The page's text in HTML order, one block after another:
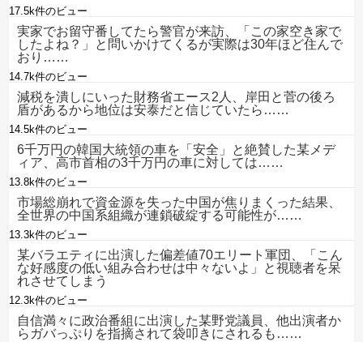
17.5k件のビュー
実家でお留守番してたら警官が来訪、「この家空き家で
したよね？」と問いかけてくるが実際は30年ほど住んで
おり……
14.7k件のビュー
減税を潰しにいった財務省エース2人、岸田と菅の後ろ
盾があるから地位は安泰だと信じていたら……
14.5k件のビュー
6千万円の韓国大統領の車を「安全」と絶賛した某メデ
ィア、高市首相の3千万円の車に対しては……
13.8k件のビュー
市場総崩れで資金源を失った中国が焦りまくった結果、
全世界の中国系組織が連鎖破綻する可能性が……
13.3k件のビュー
某バラエティに出演した偏差値70エリート軍団、「こん
な好感度の低い組み合わせは中々ないよ」と視聴者を呆
れさせてしまう
12.3k件のビュー
自信満々に政治番組に出演した某野党議員、他出演者か
らガバっぷりを指摘されて袋叩きにされるも……